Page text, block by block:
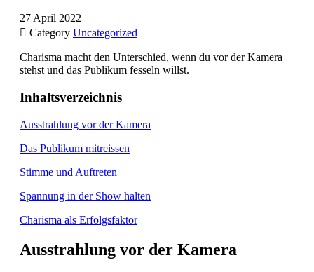
27 April 2022
 Category Uncategorized
Charisma macht den Unterschied, wenn du vor der Kamera
stehst und das Publikum fesseln willst.
Inhaltsverzeichnis
Ausstrahlung vor der Kamera
Das Publikum mitreissen
Stimme und Auftreten
Spannung in der Show halten
Charisma als Erfolgsfaktor
Ausstrahlung vor der Kamera